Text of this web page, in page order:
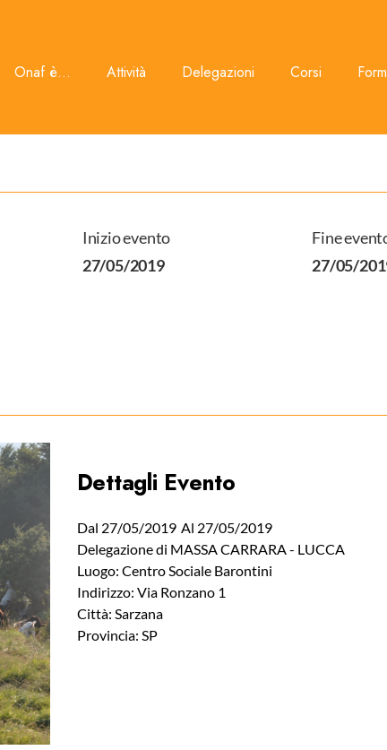
Onaf è... Attività Delegazioni Corsi
Inizio evento
27/05/2019
Fine
27/05/
Dettagli Evento
Dal 27/05/2019 Al 27/05/2019
Delegazione di MASSA CARRARA - LUCCA
Luogo: Centro Sociale Barontini
Indirizzo: Via Ronzano 1
Città: Sarzana
Provincia: SP